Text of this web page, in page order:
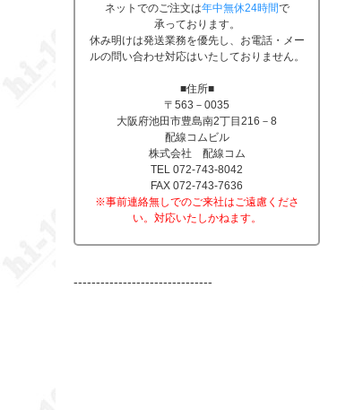
ネットでのご注文は年中無休24時間で
承っております。
休み明けは発送業務を優先し、お電話・メー
ルの問い合わせ対応はいたしておりません。
■住所■
〒563－0035
大阪府池田市豊島南2丁目216－8
配線コムビル
株式会社 配線コム
TEL 072-743-8042
FAX 072-743-7636
※事前連絡無しでのご来社はご遠慮くださ
い。対応いたしかねます。
-------------------------------